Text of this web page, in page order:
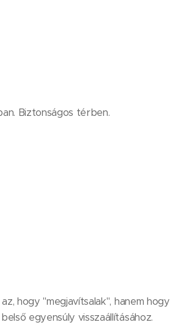
Biztonságos térben.
hogy "megjavítsalak", hanem hogy
egyensúly visszaállításához.